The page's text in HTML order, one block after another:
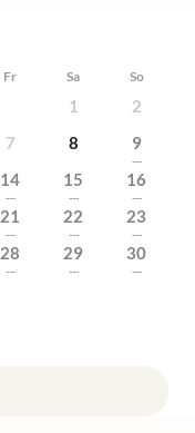
Fr Sa So
1
2
7 8 9
---
14
---
15
---
16
---
21
---
22
---
23
---
28
---
29
---
30
---